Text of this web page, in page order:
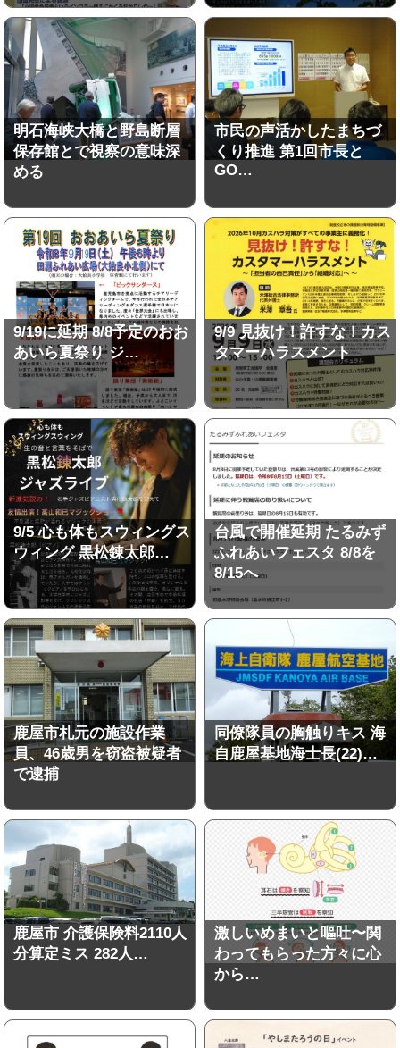
明石海峡大橋と野島断層
保存館とで視察の意味深
める
市民の声活かしたまちづ
くり推進 第1回市長と
GO…
9/19に延期 8/8予定のおお
あいら夏祭り ジ…
9/9 見抜け！許すな！カス
タマーハラスメント
9/5 心も体もスウィングス
ウィング 黒松錬太郎…
台風で開催延期 たるみず
ふれあいフェスタ 8/8を
8/15へ
鹿屋市札元の施設作業
員、46歳男を窃盗被疑者
で逮捕
同僚隊員の胸触りキス 海
自鹿屋基地海士長(22)…
鹿屋市 介護保険料2110人
分算定ミス 282人…
激しいめまいと嘔吐〜関
わってもらった方々に心
から…